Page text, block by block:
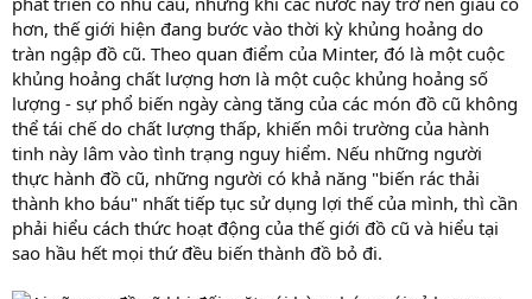
hơn, thế giới hiện đang bước vào thời kỳ khủng hoảng do
tràn ngập đồ cũ. Theo quan điểm của Minter, đó là một cuộc
khủng hoảng chất lượng hơn là một cuộc khủng hoảng số
lượng - sự phổ biến ngày càng tăng của các món đồ cũ không
thể tái chế do chất lượng thấp, khiến môi trường của hành
tinh này lâm vào tình trạng nguy hiểm. Nếu những người
thực hành đồ cũ, những người có khả năng "biến rác thải
thành kho báu" nhất tiếp tục sử dụng lợi thế của mình, thì cần
phải hiểu cách thức hoạt động của thế giới đồ cũ và hiểu tại
sao hầu hết mọi thứ đều biến thành đồ bỏ đi.